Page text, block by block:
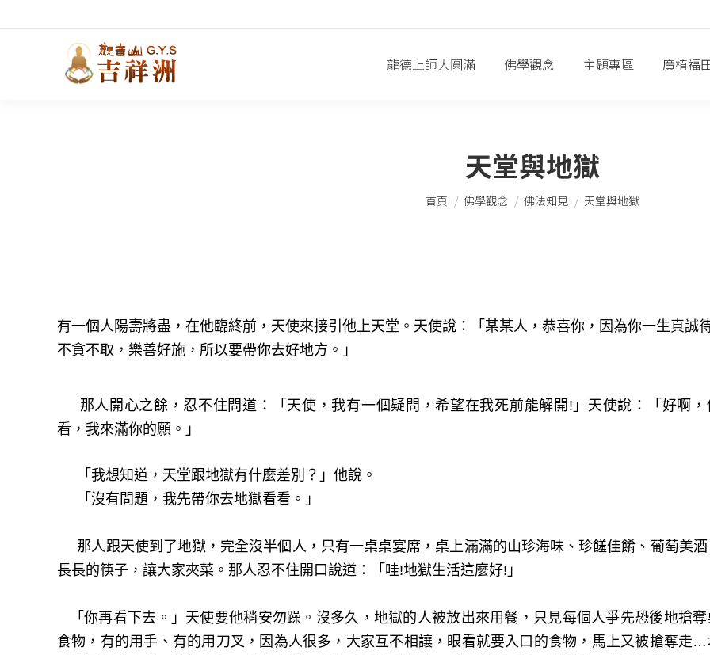
龍德上師大圓滿 佛學觀念 主題專區 廣植福
天堂與地獄
您在這裡：
首頁 佛學觀念 佛法知見 天堂與地獄
有一個人陽壽將盡，在他臨終前，天使來接引他上天堂。天使說：「某某人，恭喜你，因為你一生真誠
不貪不取，樂善好施，所以要帶你去好地方。」
那人開心之餘，忍不住問道：「天使，我有一個疑問，希望在我死前能解開 ! 」天使說：「好啊
看，我來滿你的願。」
「我想知道，天堂跟地獄有什麼差別？」他說。
「沒有問題，我先帶你去地獄看看。」
那人跟天使到了地獄，完全沒半個人，只有一桌桌宴席，桌上滿滿的山珍海味、珍饈佳餚、葡萄美
長長的筷子，讓大家夾菜。那人忍不住開口說道：「哇!地獄生活這麼好! 」
「你再看下去。」天使要他稍安勿躁。沒多久，地獄的人被放出來用餐，只見每個人爭先恐後地搶
食物，有的用手、有的用刀叉，因為人很多，大家互不相讓，眼看就要入口的食物，馬上又被搶奪走